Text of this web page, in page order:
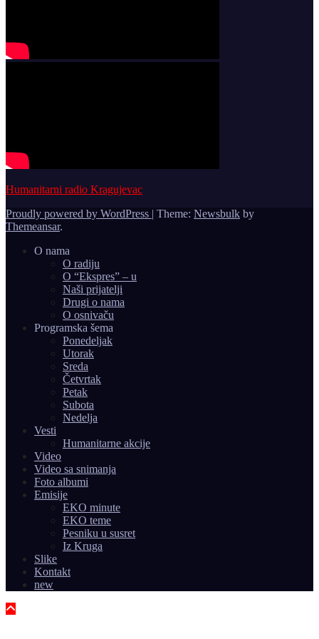
Humanitarni radio Kragujevac
Proudly powered by WordPress | Theme: Newsbulk by
Themeansar.
O nama
O radiju
O “Ekspres” – u
Naši prijatelji
Drugi o nama
O osnivaču
Programska šema
Ponedeljak
Utorak
Sreda
Četvrtak
Petak
Subota
Nedelja
Vesti
Humanitarne akcije
Video
Video sa snimanja
Foto albumi
Emisije
EKO minute
EKO teme
Pesniku u susret
Iz Kruga
Slike
Kontakt
new